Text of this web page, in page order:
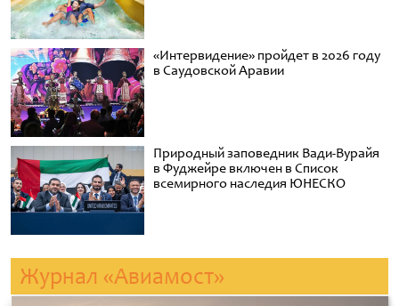
«Интервидение» пройдет в 2026 году
в Саудовской Аравии
Природный заповедник Вади-Вурайя
в Фуджейре включен в Список
всемирного наследия ЮНЕСКО
Журнал «Авиамост»